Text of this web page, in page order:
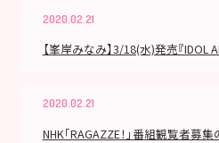
2020.02.21
【峯岸みなみ】3/18(水)発売『IDOL
2020.02.21
NHK「RAGAZZE！」番組観覧者募